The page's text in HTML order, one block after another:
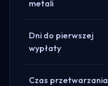
metali
Dni do pierwszej
wypłaty
Czas przetwarzania